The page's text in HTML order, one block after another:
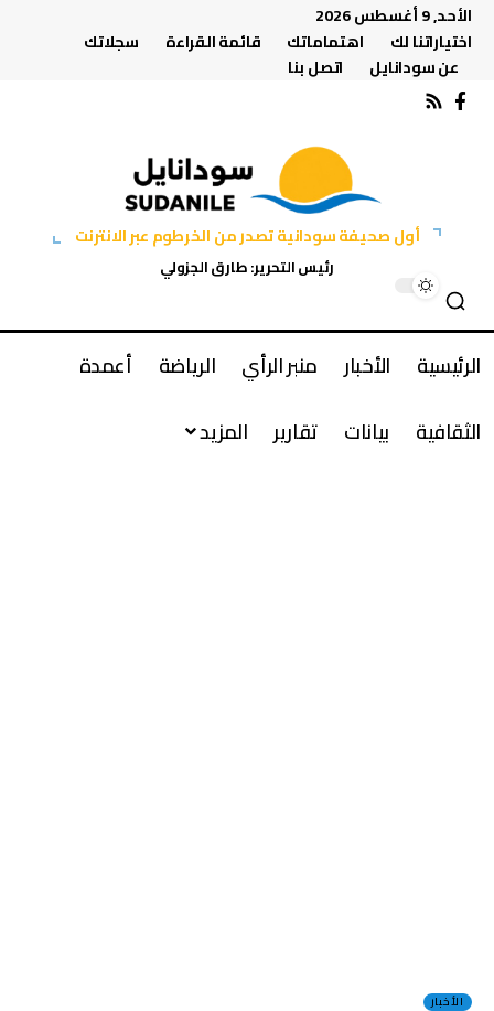
الأحد, 9 أغسطس 2026
اختياراتنا لك
اهتماماتك قائمة القراءة
سجلاتك
عن سودانايل
اتصل بنا
أول صحيفة سودانية تصدر من الخرطوم عبر الانترنت
رئيس التحرير: طارق الجزولي
الرئيسية الأخبار منبر الرأي الرياضة
أعمدة
الثقافية
بيانات تقارير المزيد
الأخبار